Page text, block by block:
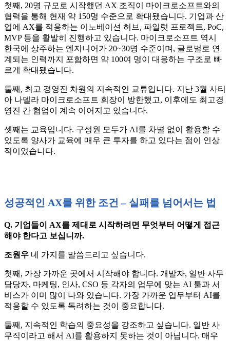
첫째, 20명 규모로 시작했던 AX 조직이 마이크로소프트와의
협력을 통해 현재 약 150명 수준으로 확대됐습니다. 기업과 산
업에 AX를 적용하는 이노베이션 허브, 파일럿 프로젝트, PoC,
MVP 등을 활발히 진행하고 있습니다. 마이크로소프트 역시
한국에 상주하는 엔지니어가 20~30명 수준이며, 글로벌로 연
계되는 인력까지 포함하면 약 100여 명이 대응하는 구조로 빠
르게 확대됐습니다.
둘째, 최고 경영진 차원의 지속적인 교류입니다. 지난 3월 사티
아 나델라 마이크로소프트 회장이 방한했고, 이후에도 최고경
영진 간 협업이 계속 이어지고 있습니다.
셋째는 교육입니다. 구성원 모두가 AI를 차별 없이 활용할 수
있도록 양사가 교육에 매우 큰 투자를 하고 있다는 점이 인상
적이었습니다.
성공적인 AX를 위한 조건 – 실패를 넘어서는 법
Q. 기업들이 AX를 제대로 시작하려면 무엇부터 어떻게 접근
해야 한다고 보십니까.
조원우 네 가지를 말씀드리고 싶습니다.
첫째, 가장 가까운 곳에서 시작해야 합니다. 개발자, 일반 사무
담당자, 마케팅, 인사, CSO 등 각자의 업무에 맞는 AI 툴과 서
비스가 이미 많이 나와 있습니다. 가장 가까운 업무부터 AI를
적용할 수 있도록 독려하는 것이 중요합니다.
둘째, 지속적인 학습의 중요성을 강조하고 싶습니다. 일반 사
무직이라고 해서 AI를 활용하지 못하는 것이 아닙니다. 매우